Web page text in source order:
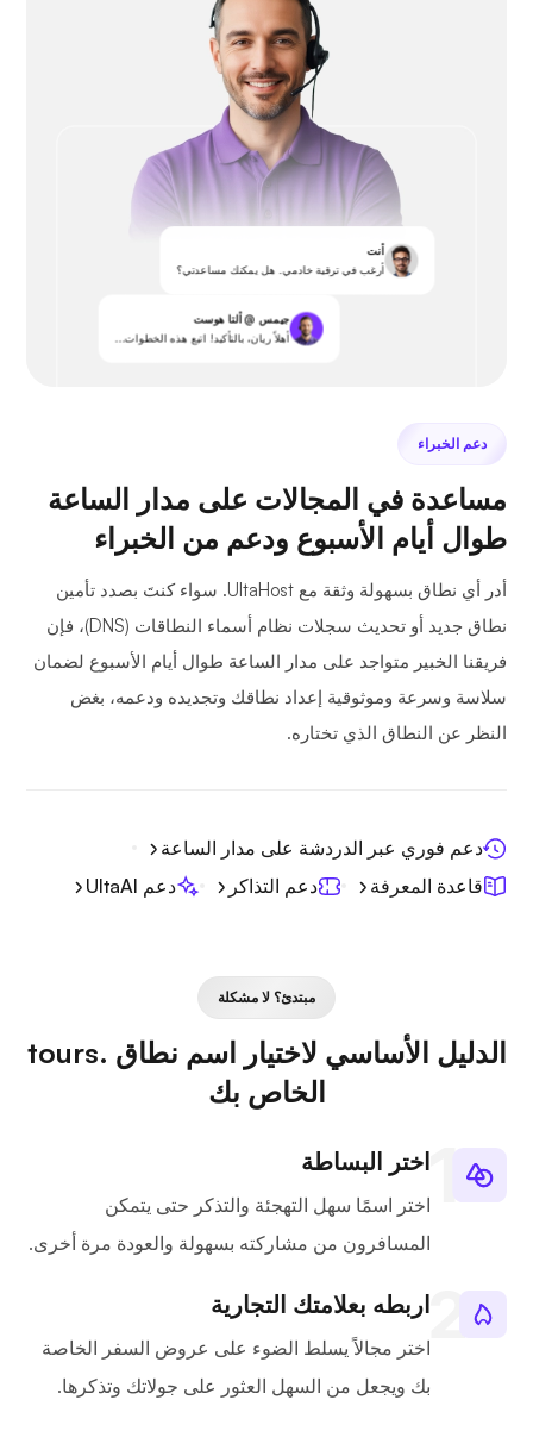
أنت
أرغب في ترقية خادمي. هل يمكنك مساعدتي؟
جيمس @ ألتا هوست
أهلاً ريان، بالتأكيد! اتبع هذه الخطوات...
دعم الخبراء
مساعدة في المجالات على مدار الساعة
طوال أيام الأسبوع ودعم من الخبراء
أدر أي نطاق بسهولة وثقة مع UltaHost. سواء كنتَ بصدد تأمين
نطاق جديد أو تحديث سجلات نظام أسماء النطاقات (DNS)، فإن
فريقنا الخبير متواجد على مدار الساعة طوال أيام الأسبوع لضمان
سلاسة وسرعة وموثوقية إعداد نطاقك وتجديده ودعمه، بغض
النظر عن النطاق الذي تختاره.
دعم فوري عبر الدردشة على مدار الساعة
قاعدة المعرفة
دعم التذاكر دعم UltaAI
مبتدئ؟ لا مشكلة
الدليل الأساسي لاختيار اسم نطاق .tours
الخاص بك
اختر البساطة
اختر اسمًا سهل التهجئة والتذكر حتى يتمكن
المسافرون من مشاركته بسهولة والعودة مرة أخرى.
اربطه بعلامتك التجارية
اختر مجالاً يسلط الضوء على عروض السفر الخاصة
بك ويجعل من السهل العثور على جولاتك وتذكرها.